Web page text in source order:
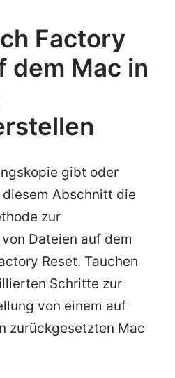
Factory
dem Mac in
gibt oder
Abschnitt die
zur
Dateien auf dem
Reset. Tauchen
Schritte zur
von einem auf
zurückgesetzten Mac